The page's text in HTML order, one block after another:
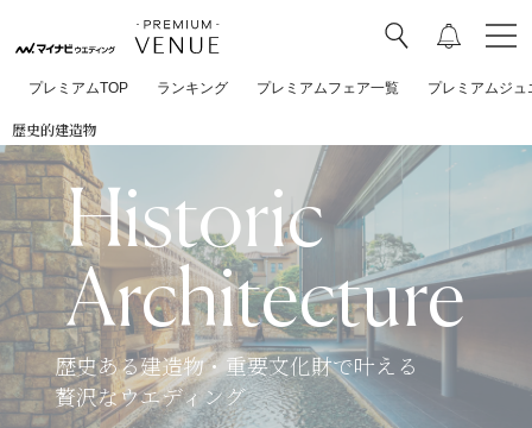
プレミアムTOP ランキング プレミアムフェア一覧 プレミアムジュ
歴史的建造物
Historic
Architecture
歴史ある建造物・重要文化財で叶える
贅沢なウエディング